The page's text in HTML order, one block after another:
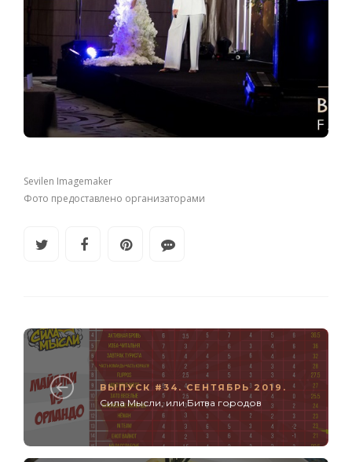
Sevilen Imagemaker
Фото предоставлено организаторами
ВЫПУСК #34. СЕНТЯБРЬ 2019.
Сила Мысли, или Битва городов